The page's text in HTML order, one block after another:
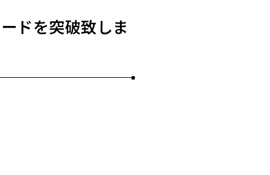
ドを突破致しま